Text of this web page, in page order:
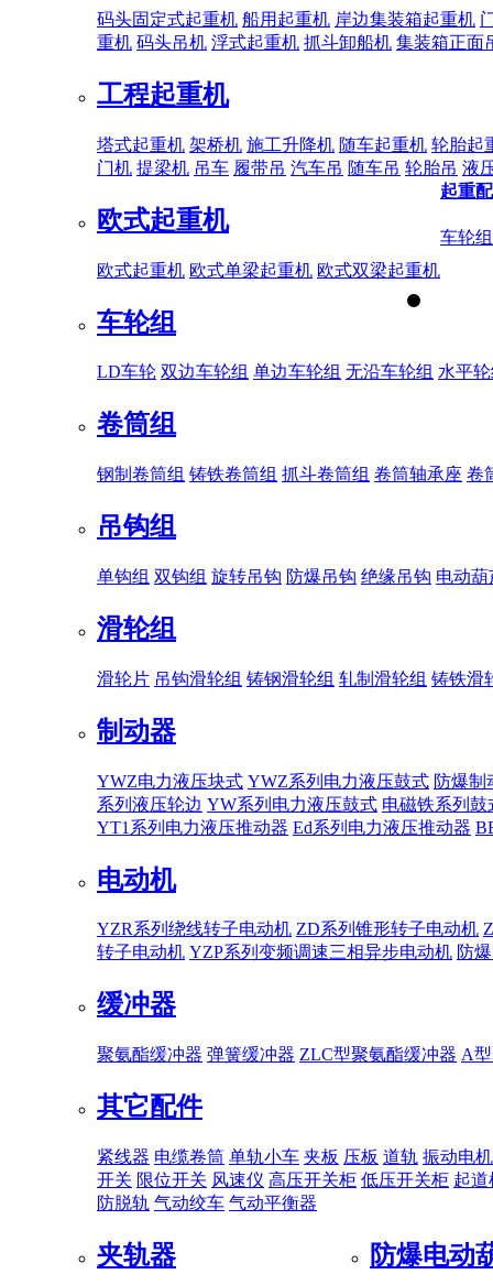
码头固定式起重机 船用起重机 岸边集装箱起重机
重机 码头吊机 浮式起重机 抓斗卸船机 集装箱正面
工程起重机
塔式起重机 架桥机 施工升降机 随车起重机 轮胎起
门机 提梁机 吊车 履带吊 汽车吊 随车吊 轮胎吊 液
欧式起重机
欧式起重机 欧式单梁起重机 欧式双梁起重机
起重
车轮组
车轮组
LD车轮 双边车轮组 单边车轮组 无沿车轮组 水平
卷筒组
钢制卷筒组 铸铁卷筒组 抓斗卷筒组 卷筒轴承座 卷
吊钩组
单钩组 双钩组 旋转吊钩 防爆吊钩 绝缘吊钩 电动
滑轮组
滑轮片 吊钩滑轮组 铸钢滑轮组 轧制滑轮组 铸铁滑
制动器
YWZ电力液压块式 YWZ系列电力液压鼓式 防爆制
系列液压轮边 YW系列电力液压鼓式 电磁铁系列鼓
YT1系列电力液压推动器 Ed系列电力液压推动器
电动机
YZR系列绕线转子电动机 ZD系列锥形转子电动机
转子电动机 YZP系列变频调速三相异步电动机 防
缓冲器
聚氨酯缓冲器 弹簧缓冲器 ZLC型聚氨酯缓冲器 A
其它配件
紧线器 电缆卷筒 单轨小车 夹板 压板 道轨 振动电机
开关 限位开关 风速仪 高压开关柜 低压开关柜 起道
防脱轨 气动绞车 气动平衡器
夹轨器 防爆电动